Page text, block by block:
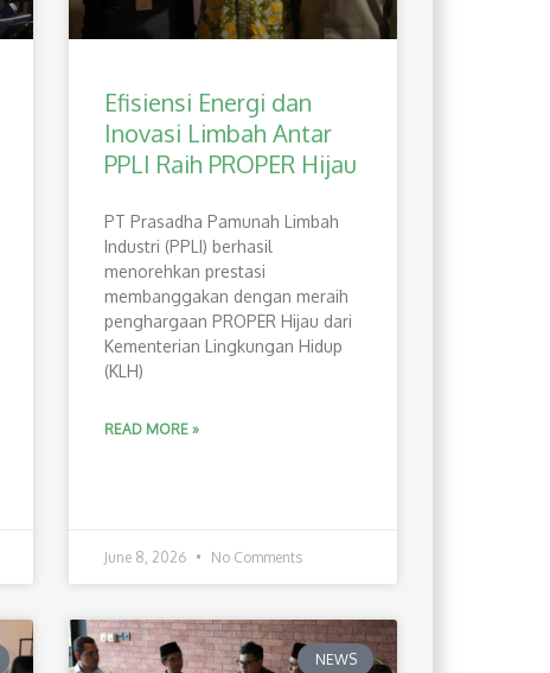
Efisiensi Energi dan
Inovasi Limbah Antar
PPLI Raih PROPER Hijau
PT Prasadha Pamunah Limbah
Industri (PPLI) berhasil
menorehkan prestasi
membanggakan dengan meraih
penghargaan PROPER Hijau dari
Kementerian Lingkungan Hidup
(KLH)
READ MORE »
June 8, 2026 No Comments
NEWS